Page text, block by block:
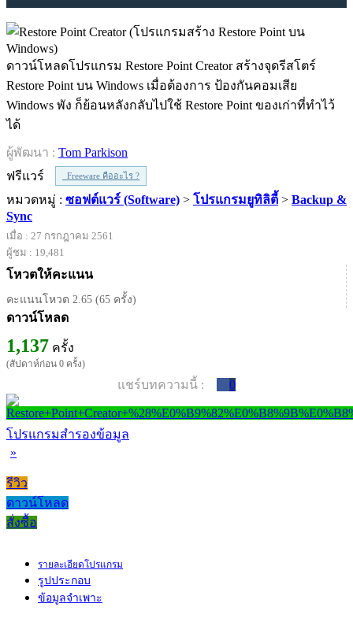
ดาวน์โหลดโปรแกรม Restore Point Creator สร้างจุดรีสโตร์
Restore Point บน Windows เมื่อต้องการ ป้องกันคอมเสีย
Windows พัง ก็ย้อนหลังกลับไปใช้ Restore Point ของเก่าที่ทำไว้
ได้
ผู้พัฒนา : Tom Parkison
ฟรีแวร์
Freeware คืออะไร ?
หมวดหมู่ : ซอฟต์แวร์ (Software) > โปรแกรมยูทิลิตี้ > Backup &
Sync
เมื่อ : 27 กรกฎาคม 2561
ผู้ชม : 19,481
โหวตให้คะแนน
คะแนนโหวต 2.65 (65 ครั้ง)
ดาวน์โหลด
1,137 ครั้ง
(สัปดาห์ก่อน 0 ครั้ง)
แชร์บทความนี้ : 0
โปรแกรมสำรองข้อมูล
»
รีวิว
ดาวน์โหลด
สั่งซื้อ
รายละเอียดโปรแกรม
รูปประกอบ
ข้อมูลจำเพาะ